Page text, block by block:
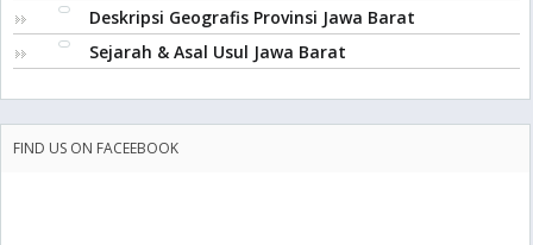
Deskripsi Geografis Provinsi Jawa Barat
Sejarah & Asal Usul Jawa Barat
FIND US ON FACEEBOOK